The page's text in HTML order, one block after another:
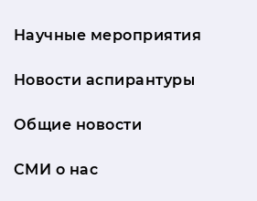
Научные мероприятия
Новости аспирантуры
Общие новости
СМИ о нас